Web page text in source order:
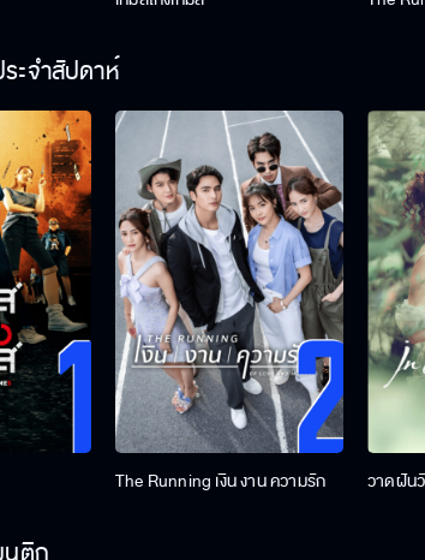
ะจำสัปดาห์
The Running เงิน งาน ความรัก วาดฝัน